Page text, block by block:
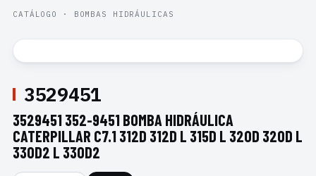
CATÁLOGO · BOMBAS HIDRÁULICAS
3529451
3529451 352-9451 BOMBA HIDRÁULICA
CATERPILLAR C7.1 312D 312D L 315D L 320D 320D L
330D2 L 330D2